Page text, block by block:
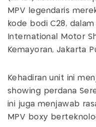
MPV legendaris
kode bodi C28,
International Motor
Kemayoran, Jakarta
Kehadiran unit ini
showing perdana
ini juga menjawab
MPV boxy